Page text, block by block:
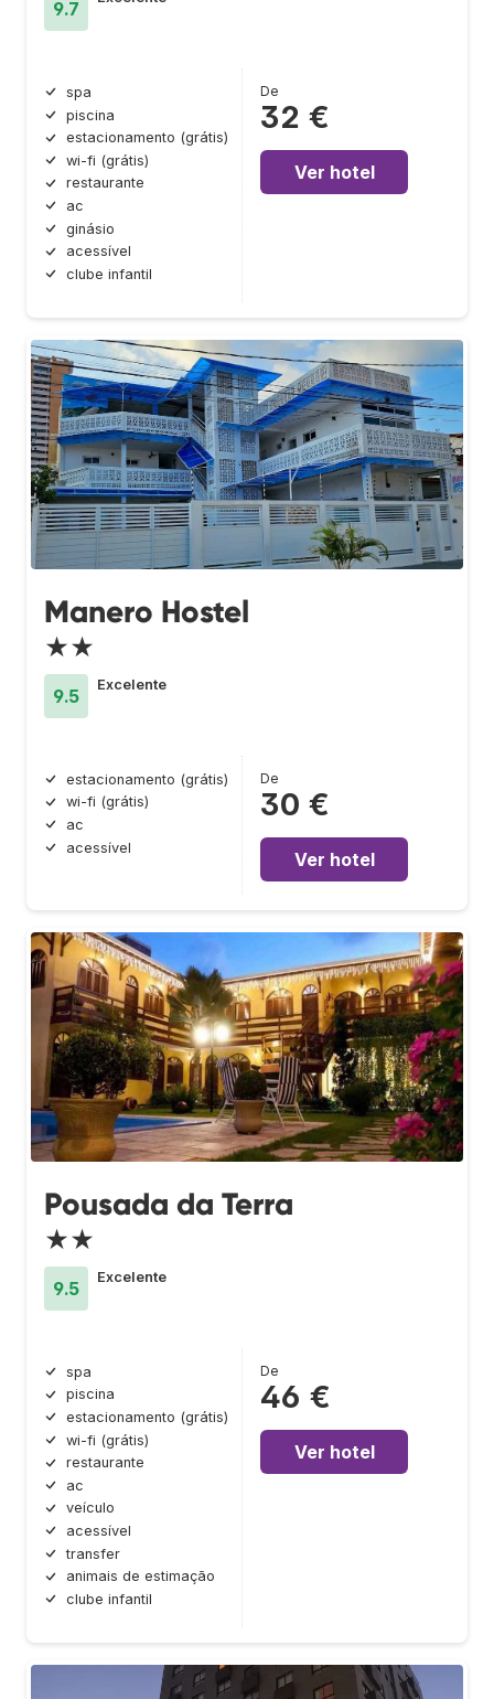
9.7
spa
piscina
estacionamento (grátis)
wi-fi (grátis)
restaurante
ac
ginásio
acessível
clube infantil
De
32 €
Ver hotel
Manero Hostel
★★
9.5
Excelente
estacionamento (grátis)
wi-fi (grátis)
ac
acessível
De
30 €
Ver hotel
Pousada da Terra
★★
9.5
Excelente
spa
piscina
estacionamento (grátis)
wi-fi (grátis)
restaurante
ac
veículo
acessível
transfer
animais de estimação
clube infantil
De
46 €
Ver hotel